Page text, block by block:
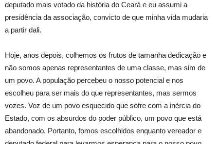
deputado mais votado da história do Ceará e eu assumi a
presidência da associação, convicto de que minha vida mudaria
a partir dali.
Hoje, anos depois, colhemos os frutos de tamanha dedicação e
não somos apenas representantes de uma classe, mas sim de
um povo. A população percebeu o nosso potencial e nos
escolheu para ser mais do que representantes, mas sermos
vozes. Voz de um povo esquecido que sofre com a inércia do
Estado, com os absurdos do poder público, um povo que está
abandonado. Portanto, fomos escolhidos enquanto vereador e